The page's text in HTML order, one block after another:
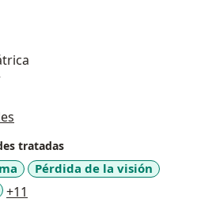
tratadas
Pérdida de la visión
+11